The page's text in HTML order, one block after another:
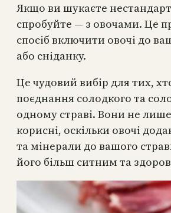
Якщо ви шукаєте
спробуйте — з овочами. Це
спосіб включити овочі до
або сніданку.
Це чудовий вибір для тих,
поєднання солодкого та
одному страві. Вони не
корисні, оскільки овочі
та мінерали до вашого
його більш ситним та